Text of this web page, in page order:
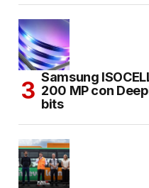
Samsung
200 MP con
bits